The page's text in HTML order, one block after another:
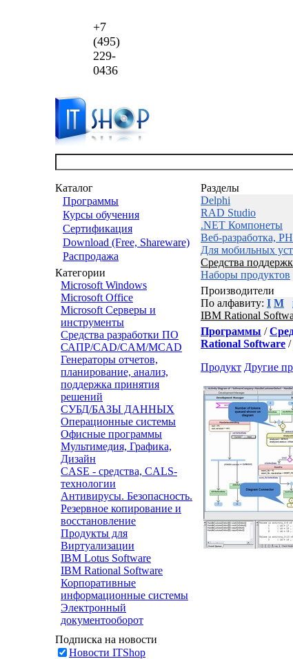
+7
(495)
229-
0436
Каталог
Программы
Курсы обучения
Сертификация
Download (Free, Shareware)
Распродажа
Категории
Microsoft Windows
Microsoft Office
Microsoft Серверы и
инструменты
Средства разработки ПО
САПР/CAD/CAM/MCAD
Генераторы отчетов,
планирование, анализ,
поддержка принятия
решений
СУБД/БАЗЫ ДАННЫХ
Операционные системы
Офисные программы
Мультимедия, Графика,
Дизайн
CASE - средства, CALS-
технологии
Антивирусы. Безопасность.
Резервное копирование и
восстановление
Продукты для
Виртуализации
IBM Lotus Software
IBM Rational Software
Корпоративные
информационные системы
Электронный
документооборот
Подписка на новости
Новости ITShop
Разделы
Delphi
RAD Studio
.NET Компонеты
Веб-разработка,
Для мобильных
Средства
Наборы продуктов
Производители
По алфавиту: I M
IBM Rational
Программы /
Rational Software /
Продукт Другие